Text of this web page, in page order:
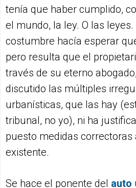
tenía que haber cumplido,
el mundo, la ley. O las
costumbre hacía esperar
pero resulta que el
través de su eterno
discutido las múltiples
urbanísticas, que las hay
tribunal, no yo), ni ha
puesto medidas correctoras
existente.
Se hace el ponente del auto